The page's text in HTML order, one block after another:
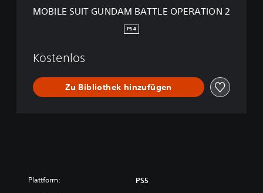
MOBILE SUIT GUNDAM BATTLE OPERATION 2
PS4
Kostenlos
Zu Bibliothek hinzufügen
Plattform: PS5